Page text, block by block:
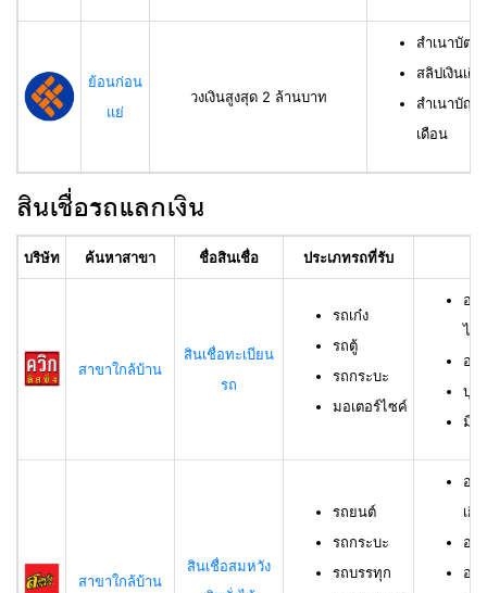
ย้อนก่อน
แย่
วงเงินสูงสุด 2 ล้านบาท
สำเนาบัต
สลิปเงินเดื
สำเนาบัญชี
เดือน
สินเชื่อรถแลกเงิน
บริษัท ค้นหาสาขา ชื่อสินเชื่อ ประเภทรถที่รับ
สาขาใกล้บ้าน
สินเชื่อทะเบียน
รถ
รถเก๋ง
รถตู้
รถกระบะ
มอเตอร์ไซค์
อา
ไม่
อา
บุค
มีชื่
สาขาใกล้บ้าน
สินเชื่อสมหวัง
รถยนต์
รถกระบะ
รถบรรทุก
อา
เกิ
อา
อา